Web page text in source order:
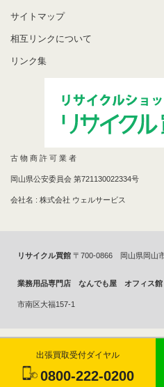
サイトマップ
相互リンクについて
リンク集
古 物 商 許 可 業 者
岡山県公安委員会 第721130022334号
会社名 : 株式会社 ウェルサービス
リサイクル買館 〒700-0866 岡山県岡山
業務用品専門店 なんでも屋 オフィス
市南区大福157-1
Copyright 2014年©リサイクルショッ
Rights Reserved.
出張買取受付ダイヤル
0800-222-0200